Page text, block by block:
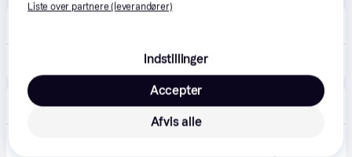
4.8 (428)
59 kr. fragt,2-4 dage
Liste over partnere (leverandører)
Indstillinger
Afvis alle
Accepter